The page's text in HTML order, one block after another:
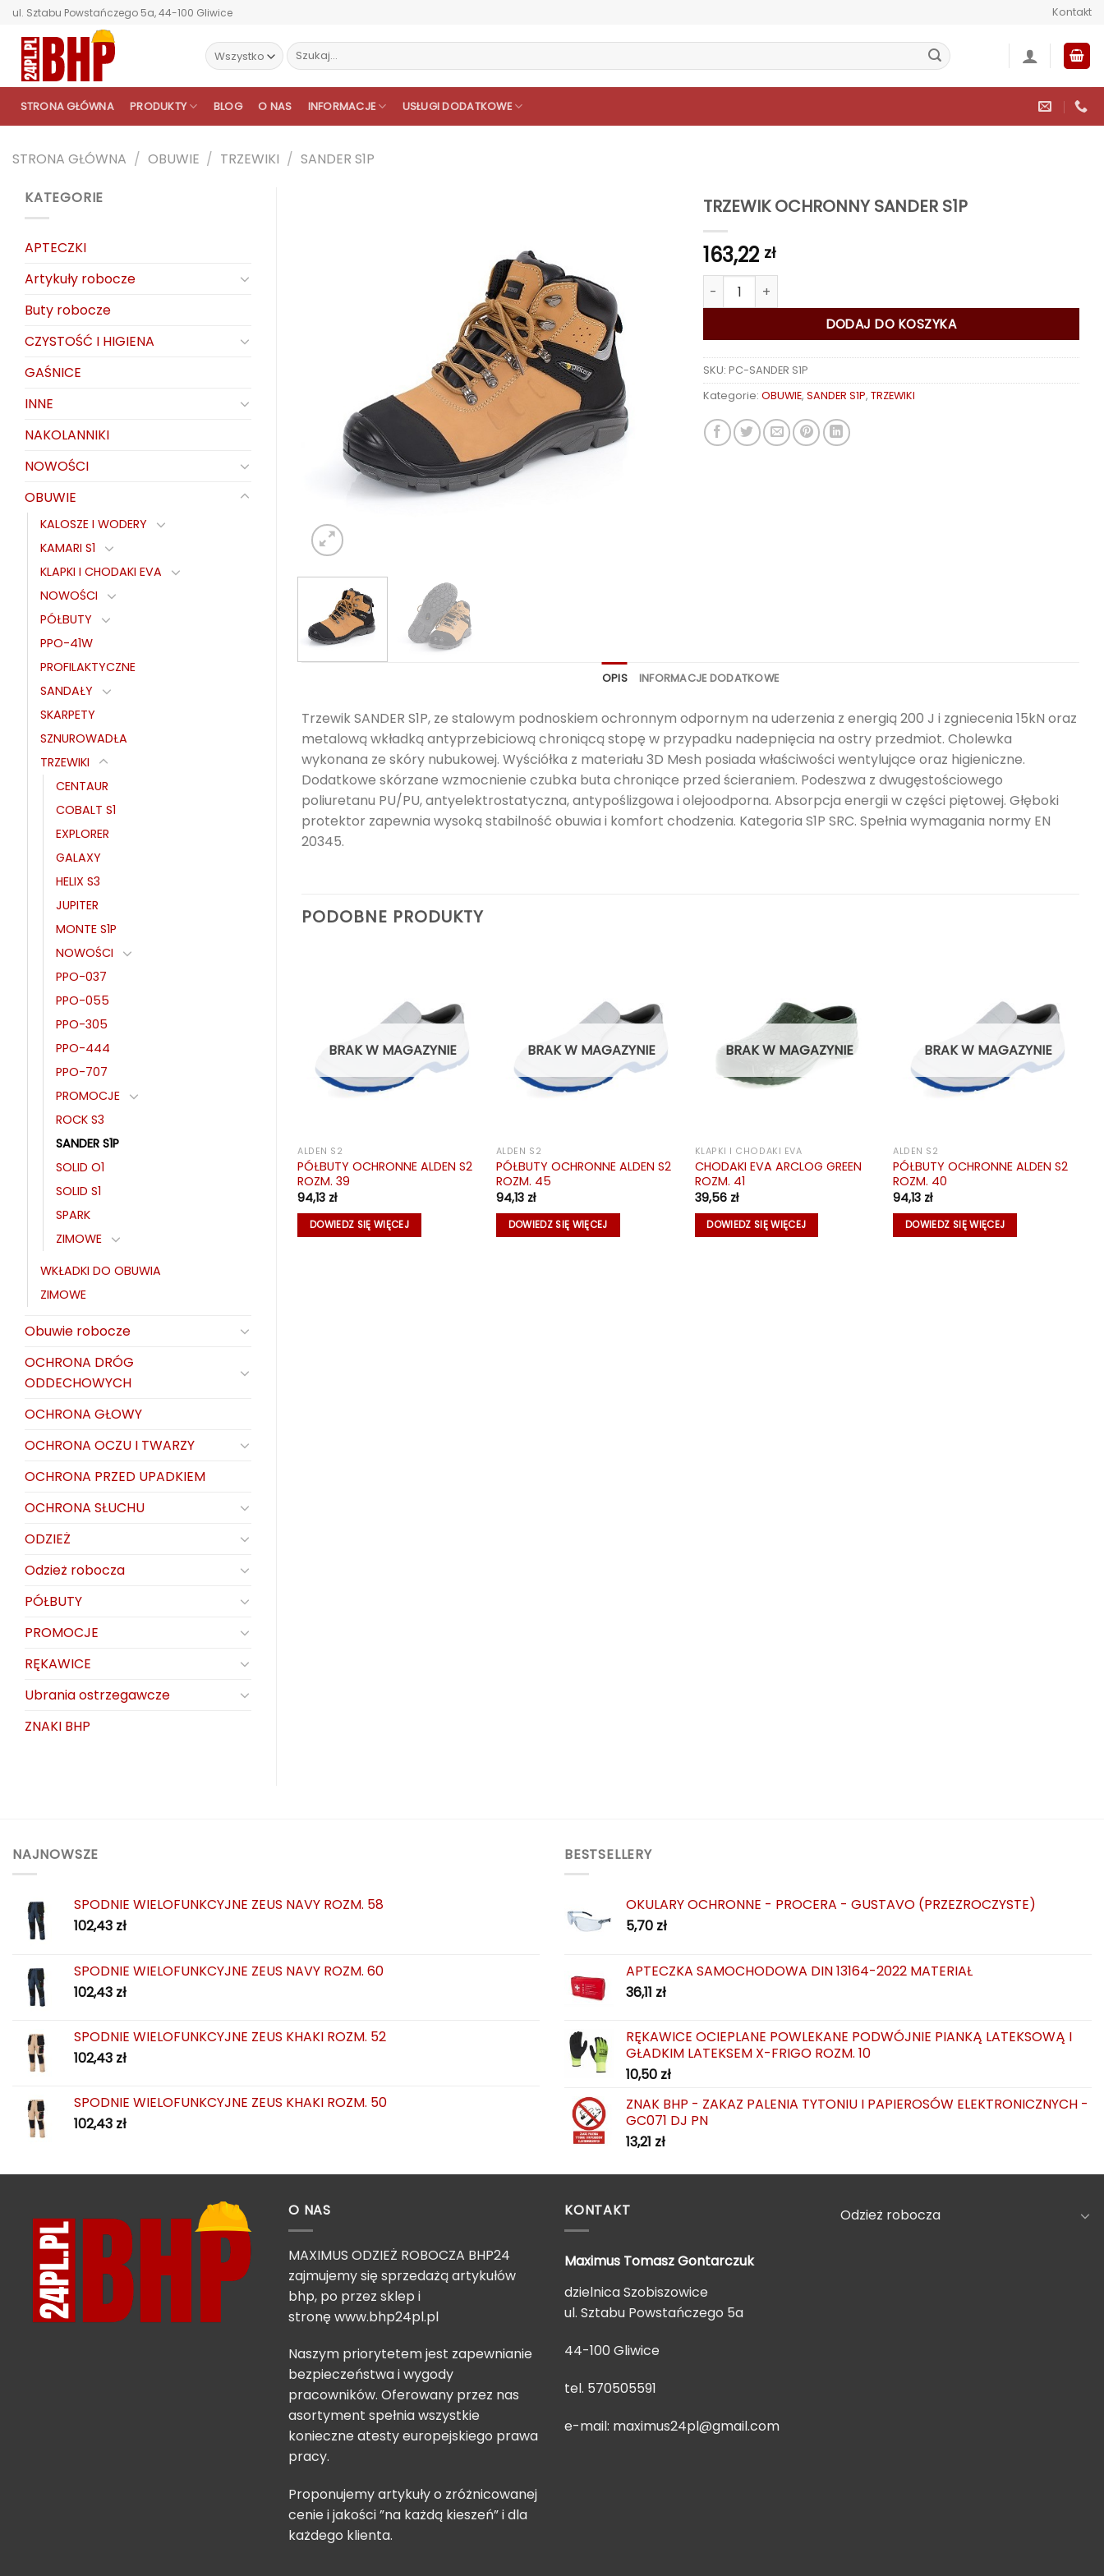
Przewiń
zawartości
ul. Sztabu Powstańczego 5a, 44-100 Gliwice Kontakt
Szukaj:
STRONA GŁÓWNA PRODUKTY BLOG O NAS INFORMACJE USŁUGI DODATKOWE
STRONA GŁÓWNA / OBUWIE / TRZEWIKI / SANDER S1P
KATEGORIE
APTECZKI
Artykuły robocze
Buty robocze
CZYSTOŚĆ I HIGIENA
GAŚNICE
INNE
NAKOLANNIKI
NOWOŚCI
OBUWIE
KALOSZE I WODERY
KAMARI S1
KLAPKI I CHODAKI EVA
NOWOŚCI
PÓŁBUTY
PPO-41W
PROFILAKTYCZNE
SANDAŁY
SKARPETY
SZNUROWADŁA
TRZEWIKI
CENTAUR
COBALT S1
EXPLORER
GALAXY
HELIX S3
JUPITER
MONTE S1P
NOWOŚCI
PPO-037
PPO-055
PPO-305
PPO-444
PPO-707
PROMOCJE
ROCK S3
SANDER S1P
SOLID O1
SOLID S1
SPARK
ZIMOWE
WKŁADKI DO OBUWIA
ZIMOWE
Obuwie robocze
OCHRONA DRÓG
ODDECHOWYCH
OCHRONA GŁOWY
OCHRONA OCZU I TWARZY
OCHRONA PRZED UPADKIEM
OCHRONA SŁUCHU
ODZIEŻ
Odzież robocza
PÓŁBUTY
PROMOCJE
RĘKAWICE
Ubrania ostrzegawcze
ZNAKI BHP
TRZEWIK OCHRONNY SANDER S1P
163,22 zł
ilość TRZEWIK OCHRONNY SANDER S1P
DODAJ DO KOSZYKA
SKU: PC-SANDER S1P
Kategorie: OBUWIE, SANDER S1P, TRZEWIKI
OPIS INFORMACJE DODATKOWE
Trzewik SANDER S1P, ze stalowym podnoskiem ochronnym odpornym na uderzenia z energią 200 J i zgniecenia 15kN oraz
metalową wkładką antyprzebiciową chroniącą stopę w przypadku nadepnięcia na ostry przedmiot. Cholewka
wykonana ze skóry nubukowej. Wyściółka z materiału 3D Mesh posiada właściwości wentylujące oraz higieniczne.
Dodatkowe skórzane wzmocnienie czubka buta chroniące przed ścieraniem. Podeszwa z dwugęstościowego
poliuretanu PU/PU, antyelektrostatyczna, antypoślizgowa i olejoodporna. Absorpcja energii w części piętowej. Głęboki
protektor zapewnia wysoką stabilność obuwia i komfort chodzenia. Kategoria S1P SRC. Spełnia wymagania normy EN
20345.
PODOBNE PRODUKTY
BRAK W MAGAZYNIE
ALDEN S2
PÓŁBUTY OCHRONNE ALDEN S2
ROZM. 39
94,13 zł
DOWIEDZ SIĘ WIĘCEJ
BRAK W MAGAZYNIE
ALDEN S2
PÓŁBUTY OCHRONNE ALDEN S2
ROZM. 45
94,13 zł
DOWIEDZ SIĘ WIĘCEJ
BRAK W MAGAZYNIE
KLAPKI I CHODAKI EVA
CHODAKI EVA ARCLOG GREEN
ROZM. 41
39,56 zł
DOWIEDZ SIĘ WIĘCEJ
BRAK W MAGAZYNIE
ALDEN S2
PÓŁBUTY OCHRONNE ALDEN S2
ROZM. 40
94,13 zł
DOWIEDZ SIĘ WIĘCEJ
BLACK
KLAPKI I CHODAKI EVA
CHODAKI EVA ARCLOG LIME
39,56
NAJNOWSZE
SPODNIE WIELOFUNKCYJNE ZEUS NAVY ROZM. 58
102,43 zł
SPODNIE WIELOFUNKCYJNE ZEUS NAVY ROZM. 60
102,43 zł
SPODNIE WIELOFUNKCYJNE ZEUS KHAKI ROZM. 52
102,43 zł
SPODNIE WIELOFUNKCYJNE ZEUS KHAKI ROZM. 50
102,43 zł
BESTSELLERY
OKULARY OCHRONNE - PROCERA - GUSTAVO (PRZEZROCZYSTE)
5,70 zł
APTECZKA SAMOCHODOWA DIN 13164-2022 MATERIAŁ
36,11 zł
RĘKAWICE OCIEPLANE POWLEKANE PODWÓJNIE PIANKĄ LATEKSOWĄ I
GŁADKIM LATEKSEM X-FRIGO ROZM. 10
10,50 zł
ZNAK BHP - ZAKAZ PALENIA TYTONIU I PAPIEROSÓW ELEKTRONICZNYCH -
GC071 DJ PN
13,21 zł
O NAS
MAXIMUS ODZIEŻ ROBOCZA BHP24
zajmujemy się sprzedażą artykułów
bhp, po przez sklep i
stronę www.bhp24pl.pl
Naszym priorytetem jest zapewnianie
bezpieczeństwa i wygody
pracowników. Oferowany przez nas
asortyment spełnia wszystkie
konieczne atesty europejskiego prawa
pracy.
Proponujemy artykuły o zróżnicowanej
cenie i jakości ”na każdą kieszeń” i dla
każdego klienta.
KONTAKT
Maximus TomaszGontarczuk
dzielnica Szobiszowice
ul. Sztabu Powstańczego 5a
44-100 Gliwice
tel. 570505591
e-mail: maximus24pl@gmail.com
Odzież robocza